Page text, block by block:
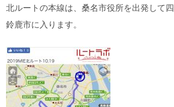
北ルートの本線は、桑名市役所を出発して
鈴鹿市に入ります。